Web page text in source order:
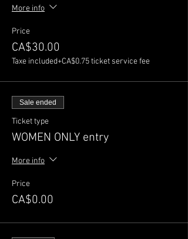
More info
Price
CA$30.00
Taxe included+CA$0.75 ticket service fee
Sale ended
Ticket type
WOMEN ONLY entry
More info
Price
CA$0.00